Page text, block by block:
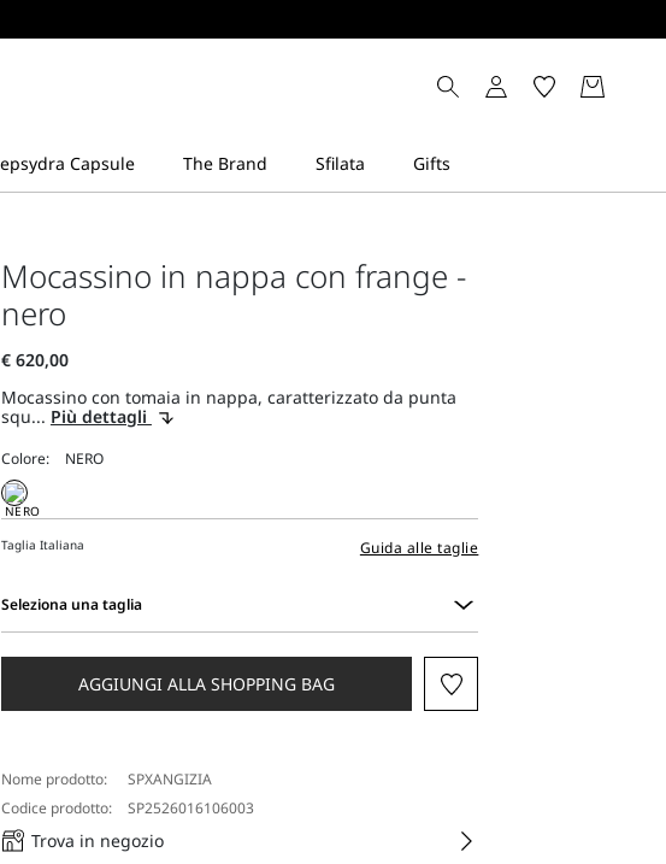
Mocassino in nappa con frange -
nero
Mocassino con tomaia in nappa, caratterizzato da punta
squ... Più dettagli
Colore:
Taglia Italiana Guida alle taglie
Seleziona una taglia
una
AGGIUNGI ALLA SHOPPING BAG
Nome prodotto:
SPXANGIZIA
Codice prodotto:
SP2526016106003
Trova in negozio